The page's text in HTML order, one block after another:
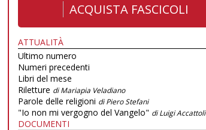
ACQUISTA FASCICOLI
ATTUALITÀ
Ultimo numero
Numeri precedenti
Libri del mese
Riletture di Mariapia Veladiano
Parole delle religioni di Piero Stefani
"Io non mi vergogno del Vangelo" di Luigi Accattoli
DOCUMENTI